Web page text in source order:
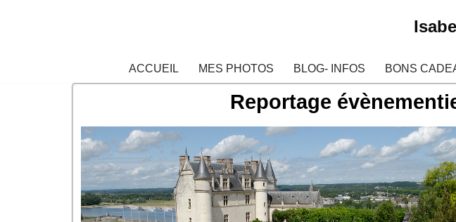
ACCUEIL MES PHOTOS BLOG- INFOS BONS
Reportage